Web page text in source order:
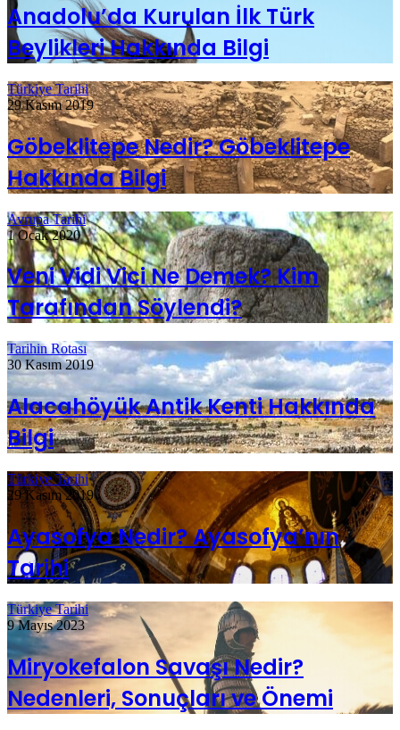
Anadolu’da Kurulan İlk Türk
Beylikleri Hakkında Bilgi
Türkiye Tarihi
29 Kasım 2019
Göbeklitepe Nedir? Göbeklitepe
Hakkında Bilgi
Avrupa Tarihi
1 Ocak 2020
Veni Vidi Vici Ne Demek? Kim
Tarafından Söylendi?
Tarihin Rotası
30 Kasım 2019
Alacahöyük Antik Kenti Hakkında
Bilgi
Türkiye Tarihi
29 Kasım 2019
Ayasofya Nedir? Ayasofya’nın
Tarihi
Türkiye Tarihi
9 Mayıs 2023
Miryokefalon Savaşı Nedir?
Nedenleri, Sonuçları ve Önemi